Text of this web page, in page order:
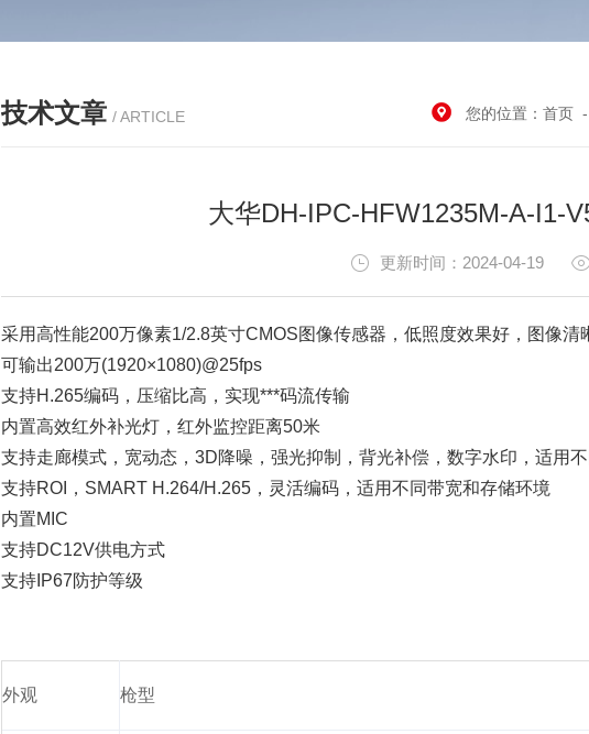
技术文章 / ARTICLE 您的位置： 首页 -
大华DH-IPC-HFW1235M-A-I1-
更新时间：2024-04-19
采用高性能200万像素1/2.8英寸CMOS图像传感器，低照度效果好，图像清
可输出200万(1920×1080)@25fps
支持H.265编码，压缩比高，实现***码流传输
内置高效红外补光灯，红外监控距离50米
支持走廊模式，宽动态，3D降噪，强光抑制，背光补偿，数字水印，适用
支持ROI，SMART H.264/H.265，灵活编码，适用不同带宽和存储环境
内置MIC
支持DC12V供电方式
支持IP67防护等级
外观 枪型